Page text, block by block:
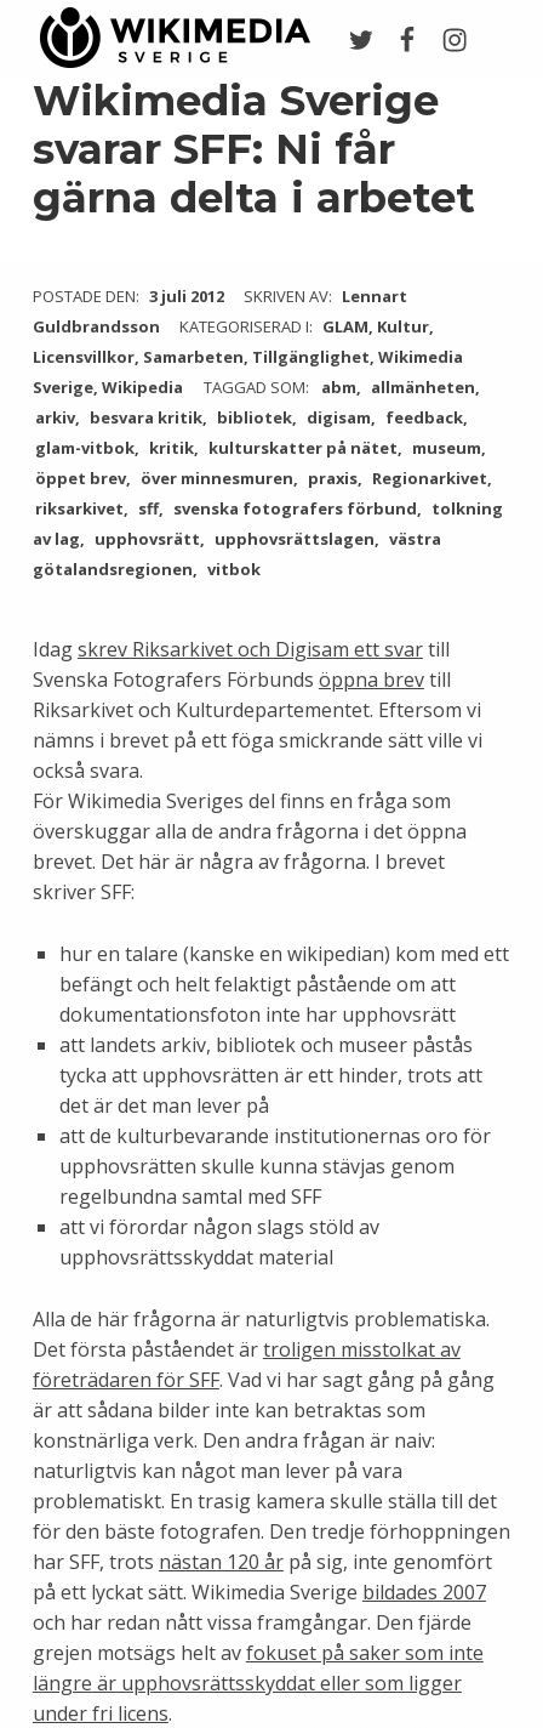
Wikimedia Sverige
svarar SFF: Ni får
gärna delta i arbetet
POSTADE DEN: 3 juli 2012 SKRIVEN AV: Lennart
Guldbrandsson
KATEGORISERAD I: GLAM, Kultur,
Licensvillkor, Samarbeten, Tillgänglighet, Wikimedia
Sverige, Wikipedia TAGGAD SOM: abm
allmänheten
arkiv
besvara kritik bibliotek digisam
feedback
glam-vitbok
kritik kulturskatter på nätet
museum
öppet brev
över minnesmuren praxis
Regionarkivet
riksarkivet
sff svenska fotografers förbund
tolkning
av lag
upphovsrätt upphovsrättslagen
västra
götalandsregionen
vitbok
Idagskrev Riksarkivet och Digisam ett svartill
Svenska Fotografers Förbunds öppna brevtill
Riksarkivet och Kulturdepartementet. Eftersom vi
nämns i brevet på ett föga smickrande sätt ville vi
också svara.
För Wikimedia Sveriges del finns en fråga som
överskuggar alla de andra frågorna i det öppna
brevet. Det här är några av frågorna. I brevet
skriver SFF:
hur en talare (kanske en wikipedian) kom med ett
befängt och helt felaktigt påstående om att
dokumentationsfoton inte har upphovsrätt
att landets arkiv, bibliotek och museer påstås
tycka att upphovsrätten är ett hinder, trots att
det är det man lever på
att de kulturbevarande institutionernas oro för
upphovsrätten skulle kunna stävjas genom
regelbundna samtal med SFF
att vi förordar någon slags stöld av
upphovsrättsskyddat material
Alla de här frågorna är naturligtvis problematiska.
Det första påståendet ärtroligen misstolkat av
företrädaren för SFF. Vad vi har sagt gång på gång
är att sådana bilder inte kan betraktas som
konstnärliga verk. Den andra frågan är naiv:
naturligtvis kan något man lever på vara
problematiskt. En trasig kamera skulle ställa till det
för den bäste fotografen. Den tredje förhoppningen
har SFF, trots nästan 120 årpå sig, inte genomfört
på ett lyckat sätt. Wikimedia Sverige bildades 2007
och har redan nått vissa framgångar. Den fjärde
grejen motsägs helt avfokuset på saker som inte
längre är upphovsrättsskyddat eller som ligger
under fri licens.